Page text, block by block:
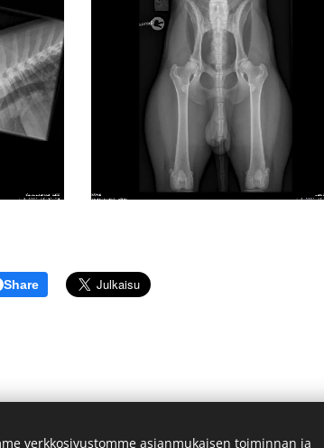
Share
. Kaikki oikeudet pidätetään.
verkkosivustomme asianmukaisen toiminnan ja